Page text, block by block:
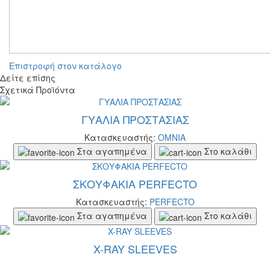
Επιστροφή στον κατάλογο
Δείτε επίσης
Σχετικά Προϊόντα
ΓΥΑΛΙΑ ΠΡΟΣΤΑΣΙΑΣ
Κατασκευαστής: OMNIA
Στα αγαπημένα
Στο καλάθι
ΣΚΟΥΦΑΚΙΑ PERFECTO
Κατασκευαστής: PERFECTO
Στα αγαπημένα
Στο καλάθι
X-RAY SLEEVES